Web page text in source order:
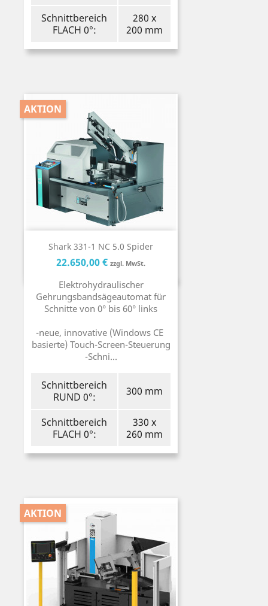
Schnittbereich
FLACH 0°:
280 x
200 mm
Shark 331-1 NC 5.0 Spider
AKTION
Preis
22.650,00 € zzgl. MwSt.Preis
Elektrohydraulischer
Gehrungsbandsägeautomat für
Schnitte von 0° bis 60° links
-neue, innovative (Windows CE
basierte) Touch-Screen-Steuerung
-Schni...
Schnittbereich
RUND 0°:
300 mm
Schnittbereich
FLACH 0°:
330 x
260 mm
AKTION